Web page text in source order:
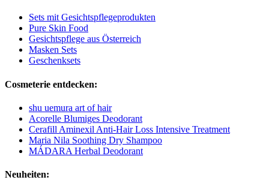
Sets mit Gesichtspflegeprodukten
Pure Skin Food
Gesichtspflege aus Österreich
Masken Sets
Geschenksets
Cosmeterie entdecken:
shu uemura art of hair
Acorelle Blumiges Deodorant
Cerafill Aminexil Anti-Hair Loss Intensive Treatment
Maria Nila Soothing Dry Shampoo
MÁDARA Herbal Deodorant
Neuheiten: